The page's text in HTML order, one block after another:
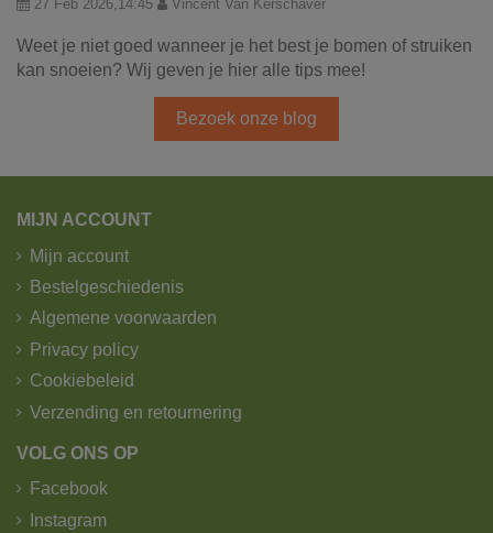
27 Feb 2026,14:45 Vincent Van Kerschaver
Weet je niet goed wanneer je het best je bomen of struiken
kan snoeien? Wij geven je hier alle tips mee!
Bezoek onze blog
MIJN ACCOUNT
Mijn account
Bestelgeschiedenis
Algemene voorwaarden
Privacy policy
Cookiebeleid
Verzending en retournering
VOLG ONS OP
Facebook
Instagram